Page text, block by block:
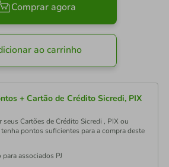
Comprar agora
ao carrinho
+ Cartão de Crédito Sicredi, PIX
Cartões de Crédito Sicredi , PIX ou
pontos suficientes para a compra deste
associados PJ